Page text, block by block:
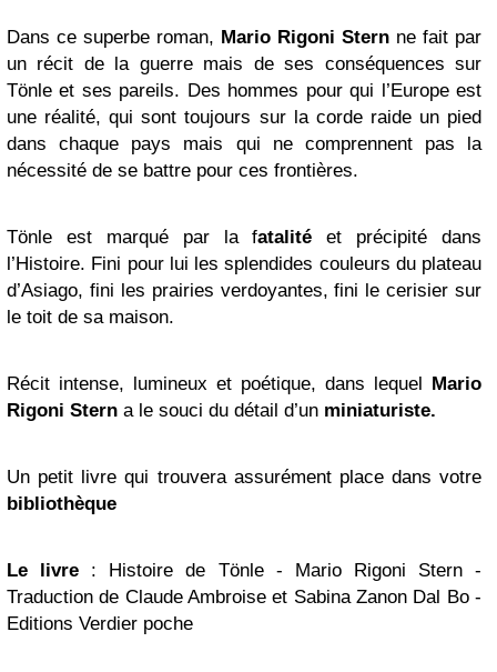
Dans ce superbe roman, Mario Rigoni Stern ne fait par
un récit de la guerre mais de ses conséquences sur
Tönle et ses pareils. Des hommes pour qui l’Europe est
une réalité, qui sont toujours sur la corde raide un pied
dans chaque pays mais qui ne comprennent pas la
nécessité de se battre pour ces frontières.
Tönle est marqué par la fatalité et précipité dans
l’Histoire. Fini pour lui les splendides couleurs du plateau
d’Asiago, fini les prairies verdoyantes, fini le cerisier sur
le toit de sa maison.
Récit intense, lumineux et poétique, dans lequel
Mario
Rigoni Stern a le souci du détail d’un miniaturiste.
Un petit livre qui trouvera assurément place dans votre
bibliothèque
Le livre
: Histoire de Tönle - Mario Rigoni Stern -
Traduction de Claude Ambroise et Sabina Zanon Dal Bo -
Editions Verdier poche